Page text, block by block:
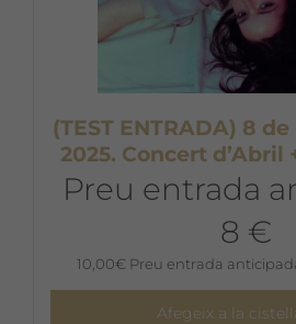
(TEST ENTRADA) 8
2025. Concert d’Abril
Preu entrada
8 €
10,00€ Preu entrada
Afegeix a la